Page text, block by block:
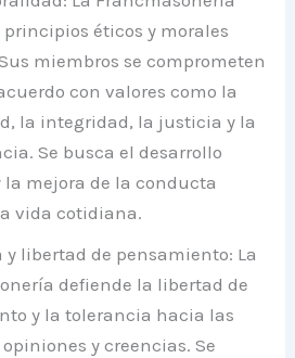
éticos y morales
miembros se comprometen
con valores como la
la integridad, la justicia y la
Se busca el desarrollo
la mejora de la conducta
vida cotidiana.
y libertad de pensamiento: La
defiende la libertad de
y la tolerancia hacia las
y creencias. Se